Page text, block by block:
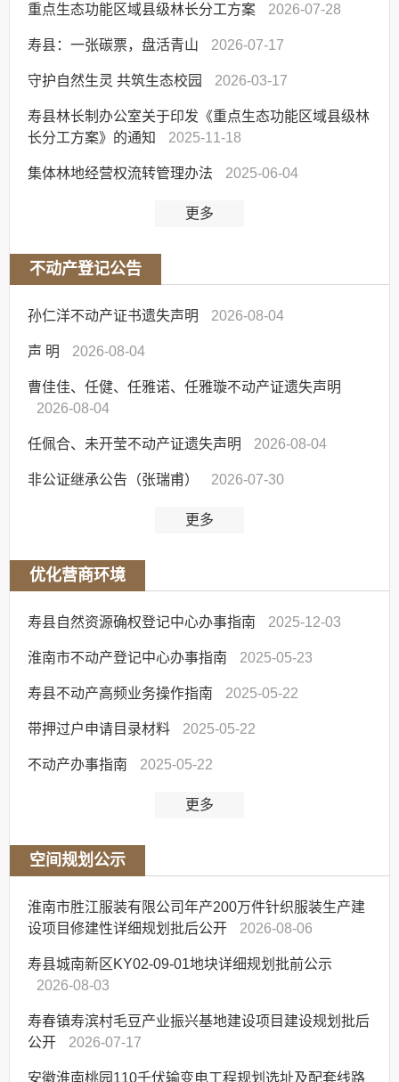
重点生态功能区域县级林长分工方案 2026-07-28
寿县：一张碳票，盘活青山 2026-07-17
守护自然生灵 共筑生态校园 2026-03-17
寿县林长制办公室关于印发《重点生态功能区域县级林
长分工方案》的通知
2025-11-18
集体林地经营权流转管理办法 2025-06-04
更多
不动产登记公告
孙仁洋不动产证书遗失声明 2026-08-04
声 明 2026-08-04
曹佳佳、任健、任雅诺、任雅璇不动产证遗失声明
2026-08-04
任佩合、未开莹不动产证遗失声明 2026-08-04
非公证继承公告（张瑞甫） 2026-07-30
更多
优化营商环境
寿县自然资源确权登记中心办事指南 2025-12-03
淮南市不动产登记中心办事指南 2025-05-23
寿县不动产高频业务操作指南 2025-05-22
带押过户申请目录材料 2025-05-22
不动产办事指南 2025-05-22
更多
空间规划公示
淮南市胜江服装有限公司年产200万件针织服装生产建
设项目修建性详细规划批后公开
2026-08-06
寿县城南新区KY02-09-01地块详细规划批前公示
2026-08-03
寿春镇寿滨村毛豆产业振兴基地建设项目建设规划批后
公开
2026-07-17
安徽淮南桃园110千伏输变电工程规划选址及配套线路